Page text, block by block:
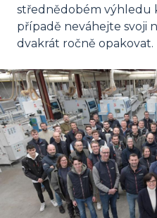
střednědobém výhledu
případě neváhejte svoji
dvakrát ročně opakovat.
Image